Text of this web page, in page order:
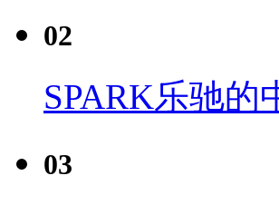
02
SPARK乐驰的
03